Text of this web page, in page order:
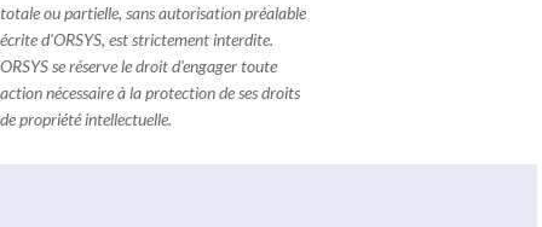
totale ou partielle, sans autorisation préalable
écrite d'ORSYS, est strictement interdite.
ORSYS se réserve le droit d'engager toute
action nécessaire à la protection de ses droits
de propriété intellectuelle.